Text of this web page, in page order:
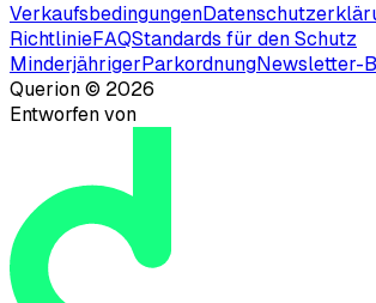
Verkaufsbedingungen
RichtlinieFAQStandards für den Schutz
MinderjährigerParkordnungNewsletter-
Querion © 2026
Entworfen von